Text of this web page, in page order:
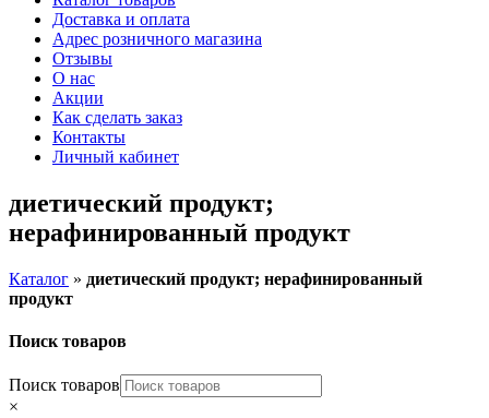
Доставка и оплата
Адрес розничного магазина
Отзывы
О нас
Акции
Как сделать заказ
Контакты
Личный кабинет
диетический продукт;
нерафинированный продукт
Каталог » диетический продукт; нерафинированный
продукт
Поиск товаров
Поиск товаров
×